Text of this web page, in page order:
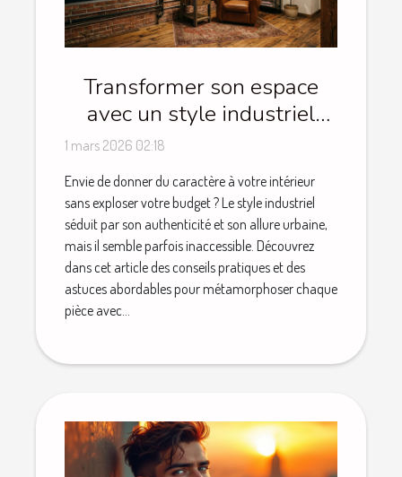
Transformer son espace
avec un style industriel
sans se ruiner
1 mars 2026 02:18
Envie de donner du caractère à votre intérieur
sans exploser votre budget ? Le style industriel
séduit par son authenticité et son allure urbaine,
mais il semble parfois inaccessible. Découvrez
dans cet article des conseils pratiques et des
astuces abordables pour métamorphoser chaque
pièce avec...